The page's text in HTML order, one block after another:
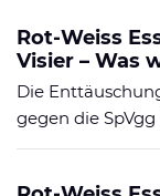
Rot-Weiss
Visier – Was
Die
gegen die